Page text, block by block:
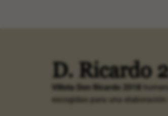
D. Ricardo
Villota Don Ricardo 2018
escogidas para una